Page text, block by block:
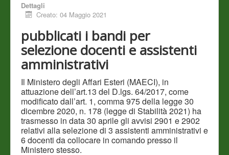
Dettagli
Creato: 04 Maggio 2021
pubblicati i bandi per
selezione docenti e assistenti
amministrativi
Il Ministero degli Affari Esteri (MAECI), in
attuazione dell’art.13 del D.lgs. 64/2017, come
modificato dall’art. 1, comma 975 della legge 30
dicembre 2020, n. 178 (legge di Stabilità 2021) ha
trasmesso in data 30 aprile gli avvisi 2901 e 2902
relativi alla selezione di 3 assistenti amministrativi e
6 docenti da collocare in comando presso il
Ministero stesso.